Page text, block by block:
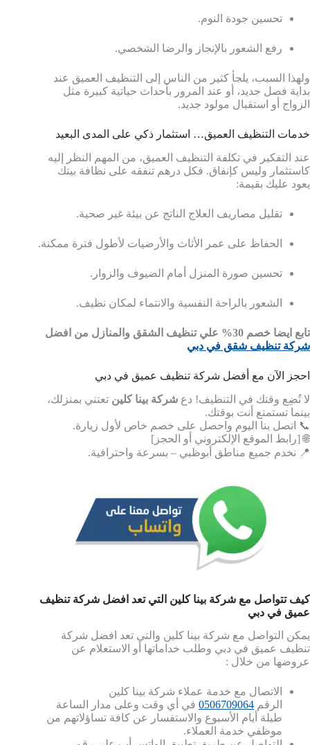
تحسين جودة النوم.
رفع الشعور بالإنجاز والرضا الشخصي.
ولهذا السبب، يلجأ كثير من الناس إلى التنظيف العميق عند
بداية فصل جديد، أو عند المرور بأحداث حياتية كبيرة مثل
الزواج أو استقبال مولود جديد.
خدمات التنظيف العميق… استثمار ذكي على المدى البعيد
عند التفكير في تكلفة التنظيف العميق، من المهم النظر إليه
كاستثمار وليس كإنفاق. فكل درهم تنفقه على نظافة بيتك
يعود عليك بقيمة:
تقليل مصاريف العلاج الناتج عن بيئة غير صحية.
الحفاظ على عمر الأثاث والأرضيات لأطول فترة ممكنة.
تحسين صورة المنزل أمام الضيوف والزوار.
الشعور بالراحة النفسية والانتماء لمكان نظيف.
تابع ايضا خصم 30% علي تنظيف الشقق والمنازل من افضل
شركة تنظيف شقق في دبي
احجز الآن مع أفضل شركة تنظيف عميق في دبي
لا تُضِع وقتك في التنظيف! دع شركة بينا كلين تعتني بمنزلك،
بينما تستمتع أنت بوقتك.
📞 اتصل بنا اليوم واحصل على خصم خاص لأول زيارة.
🌐 [رابط الموقع الإلكتروني أو الحجز]
📍 نخدم جميع مناطق أبوظبي – بسرعة واحترافية.
كيف تتواصل مع شركة بينا كلين التي تعد افضل شركة تنظيف
عميق في دبي
يمكن التواصل مع شركة بينا كلين والتي تعد افضل شركة
تنظيف عميق في دبي وطلب خداماتها أو الاستعلام عن
عروضها من خلال :
الاتصال مع خدمة عملاء شركة بينا كلين
الرقم ‎0506709064 في أي وقت وعلى مدار الساعة
طيلة أيام الأسبوع والاستفسار عن كافة تساؤلاتهم من
موظفي خدمة العملاء.